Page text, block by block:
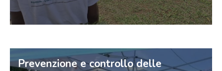
Prevenzione e controllo delle